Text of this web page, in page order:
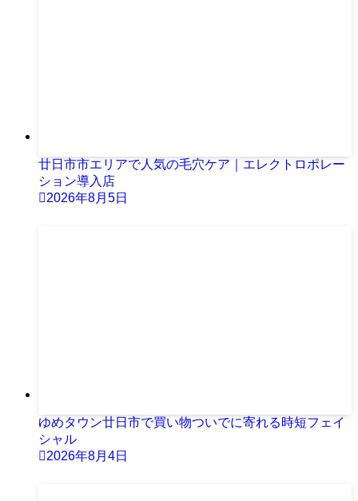
廿日市市エリアで人気の毛穴ケア｜エレクトロポレー
ション導入店
2026年8月5日
ゆめタウン廿日市で買い物ついでに寄れる時短フェイ
シャル
2026年8月4日